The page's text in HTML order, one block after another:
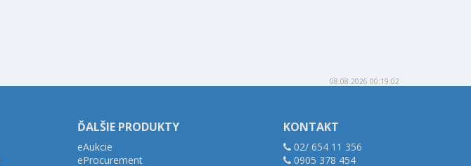
08.08.2026 00:19:02
ĎALŠIE PRODUKTY
eAukcie
eProcurement
KONTAKT
02/ 654 11 356
0905 378 454